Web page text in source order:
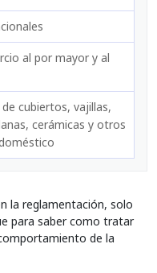
al por mayor y al
cubiertos, vajillas,
cerámicas y otros
la reglamentación, solo
para saber como tratar
de la